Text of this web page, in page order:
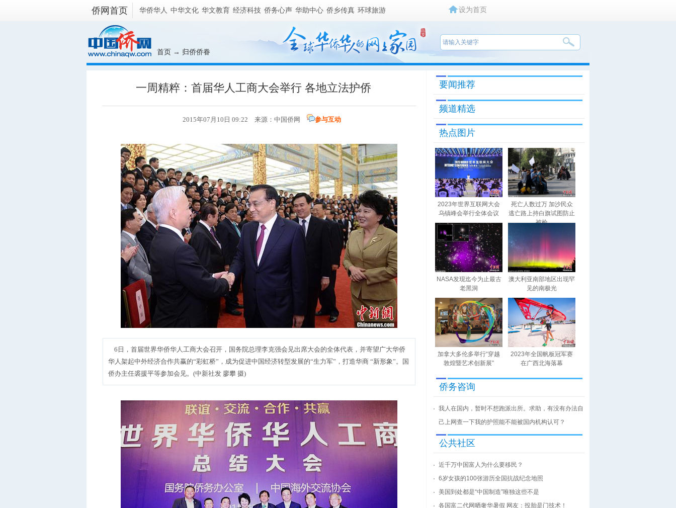
侨网首页 华侨华人 中华文化 华文教育 经济科技 侨务心声 华助中心 侨乡传真 环球旅游 设为首页
首页 → 归侨侨眷
一周精粹：首届华人工商大会举行 各地立法护侨
2015年07月10日 09:22 来源： 中国侨网 参与互动
6日，首届世界华侨华人工商大会召开，国务院总理李克强会见出席大会的全体代表，并寄望广大华侨
华人架起中外经济合作共赢的“彩虹桥”，成为促进中国经济转型发展的“生力军”，打造华商 “新形象”。国
侨办主任裘援平等参加会见。(中新社发 廖攀 摄)
要闻推荐
频道精选
热点图片
2023年世界互联网大会
乌镇峰会举行全体会议
死亡人数过万 加沙民众
逃亡路上持白旗试图防止
被枪
NASA发现迄今为止最古
老黑洞
澳大利亚南部地区出现罕
见的南极光
加拿大多伦多举行“穿越
敦煌暨艺术创新展”
2023年全国帆板冠军赛
在广西北海落幕
侨务咨询
我人在国内，暂时不想跑派出所。求助，有没有办法自
己上网查一下我的护照能不能被国内机构认可？
公共社区
近千万中国富人为什么要移民？
6岁女孩的100张游历全国抗战纪念地照
美国到处都是“中国制造”唯独这些不是
各国富二代网晒奢华暑假 网友：投胎是门技术！